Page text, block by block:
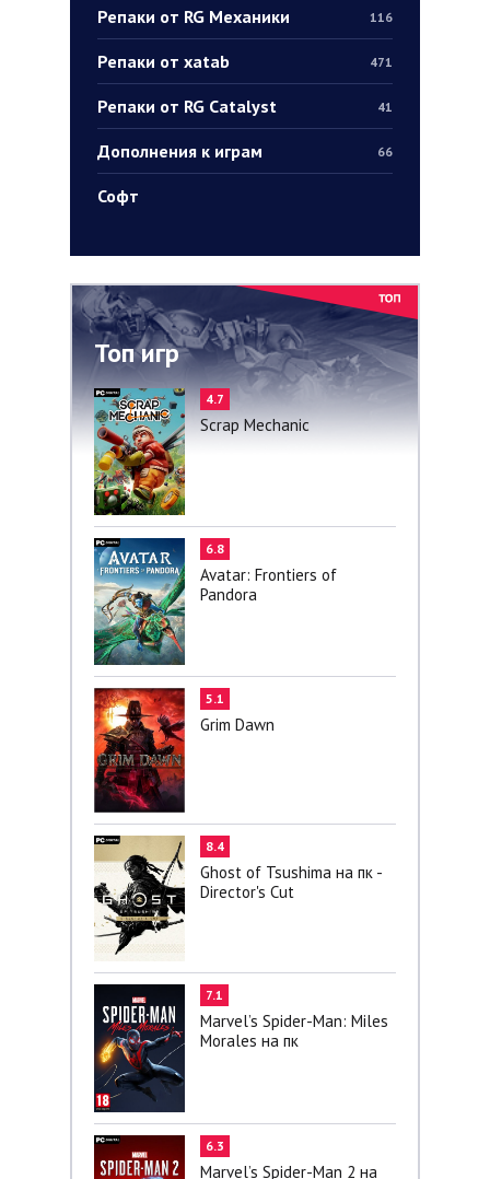
Репаки от RG Механики 116
Репаки от xatab 471
Репаки от RG Catalyst 41
Дополнения к играм 66
Софт
Топ игр
4.7
Scrap Mechanic
6.8
Avatar: Frontiers of
Pandora
5.1
Grim Dawn
8.4
Ghost of Tsushima на пк -
Director's Cut
7.1
Marvel’s Spider-Man: Miles
Morales на пк
6.3
Marvel’s Spider-Man 2 на